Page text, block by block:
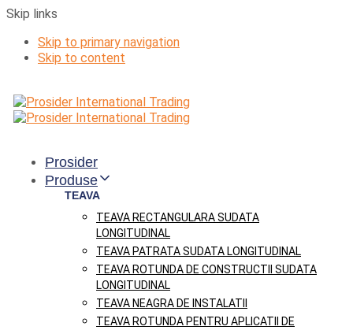
Skip links
Skip to primary navigation
Skip to content
Prosider
Produse
TEAVA
TEAVA RECTANGULARA SUDATA
LONGITUDINAL
TEAVA PATRATA SUDATA LONGITUDINAL
TEAVA ROTUNDA DE CONSTRUCTII SUDATA
LONGITUDINAL
TEAVA NEAGRA DE INSTALATII
TEAVA ROTUNDA PENTRU APLICATII DE